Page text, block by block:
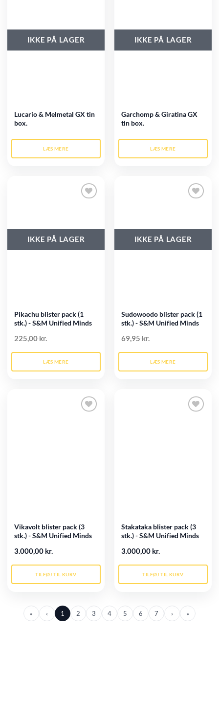
IKKE PÅ LAGER
Lucario & Melmetal GX tin
box.
LÆS MERE
IKKE PÅ LAGER
Garchomp & Giratina GX
tin box.
LÆS MERE
IKKE PÅ LAGER
Pikachu blister pack (1
stk.) - S&M Unified Minds
225,00 kr.
LÆS MERE
IKKE PÅ LAGER
Sudowoodo blister pack (1
stk.) - S&M Unified Minds
69,95 kr.
LÆS MERE
Vikavolt blister pack (3
stk.) - S&M Unified Minds
3.000,00 kr.
TILFØJ TIL KURV
Stakataka blister pack (3
stk.) - S&M Unified Minds
3.000,00 kr.
TILFØJ TIL KURV
« ‹ 1 2 3 4 5 6 7 › »